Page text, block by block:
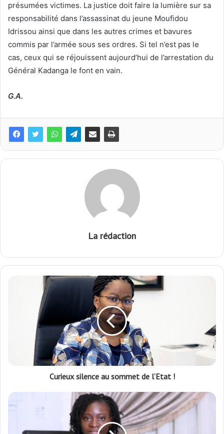
présumées victimes. La justice doit faire la lumière sur sa
responsabilité dans l’assassinat du jeune Moufidou
Idrissou ainsi que dans les autres crimes et bavures
commis par l’armée sous ses ordres. Si tel n’est pas le
cas, ceux qui se réjouissent aujourd’hui de l’arrestation du
Général Kadanga le font en vain.
G.A.
La rédaction
Curieux silence au sommet de l’Etat !